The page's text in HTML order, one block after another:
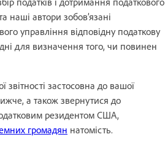
автори зобов’язані
управління відповідну податкову
для визначення того, чи повинен
застосовна до вашої
а також звернутися до
резидентом США,
громадян натомість.